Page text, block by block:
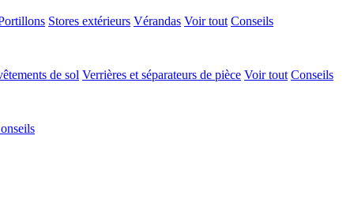
Stores extérieurs Vérandas Voir tout Conseils
de sol Verrières et séparateurs de pièce Voir tout Conseils